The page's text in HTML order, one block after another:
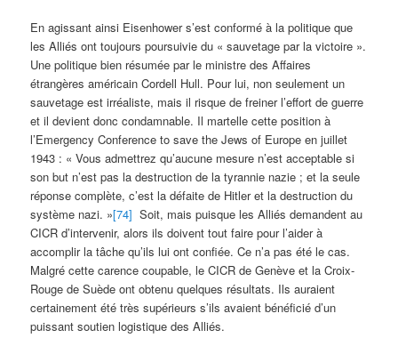
En agissant ainsi Eisenhower s’est conformé à la politique que
les Alliés ont toujours poursuivie du « sauvetage par la victoire ».
Une politique bien résumée par le ministre des Affaires
étrangères américain Cordell Hull. Pour lui, non seulement un
sauvetage est irréaliste, mais il risque de freiner l’effort de guerre
et il devient donc condamnable. Il martelle cette position à
l’Emergency Conference to save the Jews of Europe en juillet
1943 : « Vous admettrez qu’aucune mesure n’est acceptable si
son but n’est pas la destruction de la tyrannie nazie ; et la seule
réponse complète, c’est la défaite de Hitler et la destruction du
système nazi. »[74] Soit, mais puisque les Alliés demandent au
CICR d’intervenir, alors ils doivent tout faire pour l’aider à
accomplir la tâche qu’ils lui ont confiée. Ce n’a pas été le cas.
Malgré cette carence coupable, le CICR de Genève et la Croix-
Rouge de Suède ont obtenu quelques résultats. Ils auraient
certainement été très supérieurs s’ils avaient bénéficié d’un
puissant soutien logistique des Alliés.